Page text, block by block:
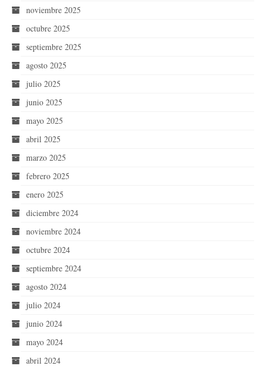
noviembre 2025
octubre 2025
septiembre 2025
agosto 2025
julio 2025
junio 2025
mayo 2025
abril 2025
marzo 2025
febrero 2025
enero 2025
diciembre 2024
noviembre 2024
octubre 2024
septiembre 2024
agosto 2024
julio 2024
junio 2024
mayo 2024
abril 2024